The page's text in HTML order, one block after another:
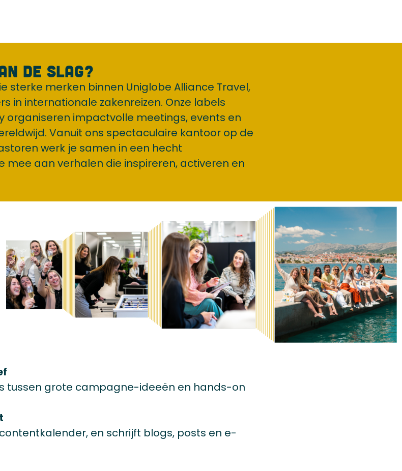
de slag?
sterke merken binnen Uniglobe Alliance Travel,
in internationale zakenreizen. Onze labels
organiseren impactvolle meetings, events en
Vanuit ons spectaculaire kantoor op de
werk je samen in een hecht
mee aan verhalen die inspireren, activeren en
tussen grote campagne-ideeën en hands-on
en schrijft blogs, posts en e-